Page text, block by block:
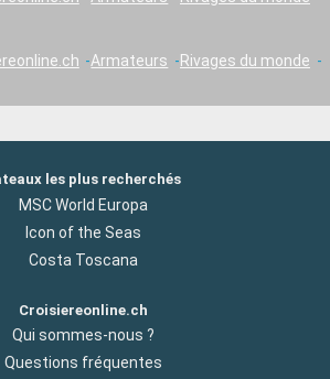
Armateurs
Rivages du monde
les plus recherchés
MSC World Europa
Icon of the Seas
Costa Toscana
Croisiereonline.ch
Qui sommes-nous ?
Questions fréquentes